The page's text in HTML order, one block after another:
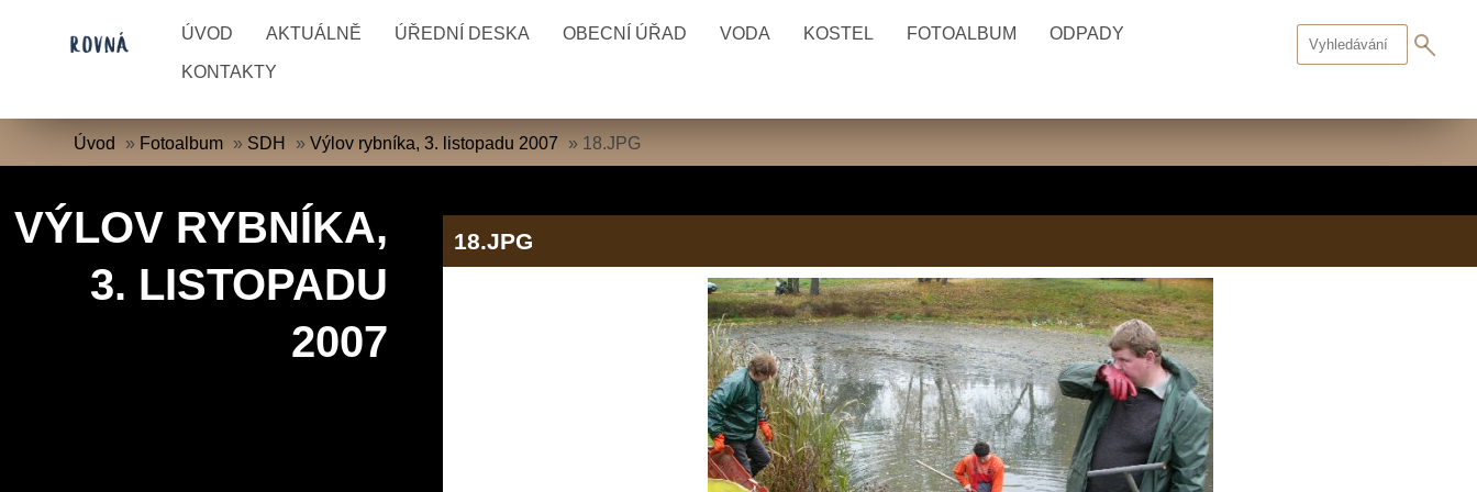
ÚVOD AKTUÁLNĚ ÚŘEDNÍ DESKA OBECNÍ ÚŘAD VODA KOSTEL FOTOALBUM ODPADY
KONTAKTY
Úvod » Fotoalbum » SDH »Výlov rybníka, 3. listopadu 2007 » 18.JPG
VÝLOV RYBNÍKA,
3. LISTOPADU
2007
18.JPG